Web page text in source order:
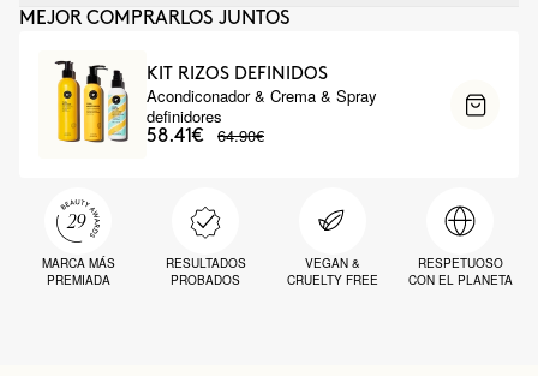
MEJOR COMPRARLOS JUNTOS
KIT RIZOS DEFINIDOS
Acondiconador & Crema & Spray
definidores
58.41€ 64.90€
MARCA MÁS
PREMIADA
RESULTADOS
PROBADOS
VEGAN &
CRUELTY FREE
RESPETUOSO
CON EL PLANETA